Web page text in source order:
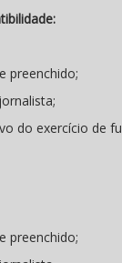
preenchido;
do exercício de
preenchido;